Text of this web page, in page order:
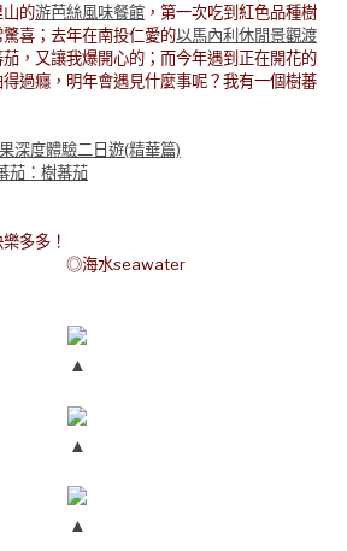
的游芭絲風味餐館 ，第一次吃到紅色品種樹
喜；去年在南投仁愛的以馬內利休閒景觀渡
，又讓我爆開心的；而今年遇到正在開花的
過癮，明年會遇見什麼事呢？我有一個樹蕃
深度體驗二日遊(精華篇)
茄：樹蕃茄
多多！
▲
▲
▲